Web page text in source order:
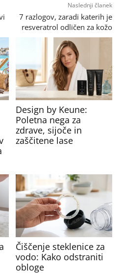
Naslednji članek
7 razlogov, zaradi katerih je
resveratrol odličen za kožo
Design by Keune:
Poletna nega za
zdrave, sijoče in
zaščitene lase
Čiščenje steklenice za
vodo: Kako odstraniti
obloge